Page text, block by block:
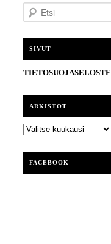
t
SIVUT
TIETOSUOJASELOSTE
ARKISTOT
ARKISTOT
FACEBOOK